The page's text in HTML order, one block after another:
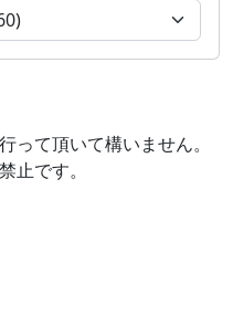
って頂いて構いません。
止です。